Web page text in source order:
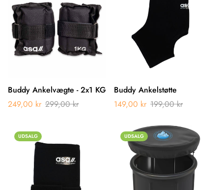
Buddy Ankelvægte - 2x1 KG
249,00 kr 299,00 kr
Buddy Ankelstøtte
149,00 kr 199,00 kr
UDSALG UDSALG